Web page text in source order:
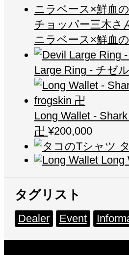
チョッパー三木さ
ニラベース×鮮血の
Large Ring - チゼ
Long Wallet -
卍 ¥200,000
Long
タグリスト
Dealer Event